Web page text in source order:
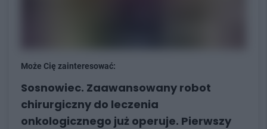
Może Cię zainteresować:
Sosnowiec. Zaawansowany robot
chirurgiczny do leczenia
onkologicznego już operuje. Pierwszy